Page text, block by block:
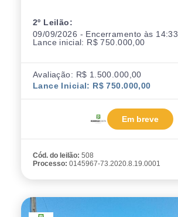
2º Leilão:
09/09/2026 - Encerramento às 14:33
Lance inicial: R$ 750.000,00
Avaliação: R$ 1.500.000,00
Lance Inicial: R$ 750.000,00
Em breve
Cód. do leilão: 508
Processo: 0145967-73.2020.8.19.0001